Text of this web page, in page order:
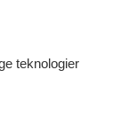
teknologier